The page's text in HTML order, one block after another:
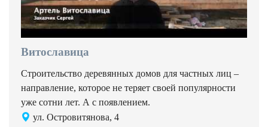
Витославица
Строительство деревянных домов для частных лиц –
направление, которое не теряет своей популярности
уже сотни лет. А с появлением.
ул. Островитянова, 4